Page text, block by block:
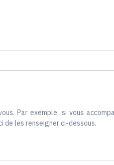
Par exemple, si vous
de les renseigner ci-dessous.